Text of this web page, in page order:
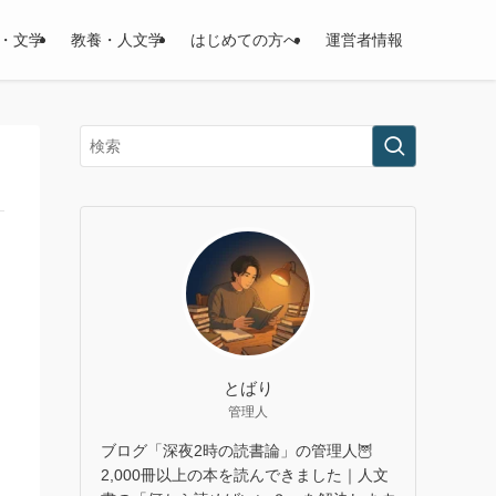
文学 教養・人文学 はじめての方へ 運営者情報
とばり
管理人
ブログ「深夜2時の読書論」の管理人🦉
2,000冊以上の本を読んできました｜人文